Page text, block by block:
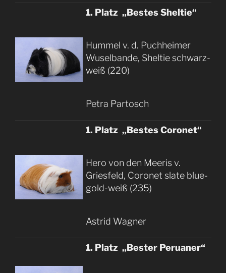
1. Platz „Bestes Sheltie“
Hummel v. d. Puchheimer
Wuselbande, Sheltie schwarz-
weiß (220)
Petra Partosch
1. Platz „Bestes Coronet“
Hero von den Meeris v.
Griesfeld, Coronet slate blue-
gold-weiß (235)
Astrid Wagner
1. Platz „Bester Peruaner“